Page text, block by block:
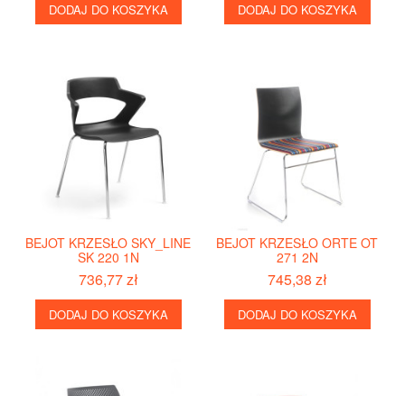
DODAJ DO KOSZYKA DODAJ DO KOSZYKA
BEJOT KRZESŁO SKY_LINE
SK 220 1N
736,77 zł
DODAJ DO KOSZYKA
BEJOT KRZESŁO ORTE OT
271 2N
745,38 zł
DODAJ DO KOSZYKA